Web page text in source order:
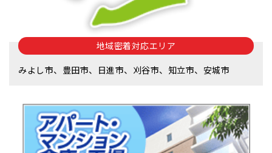
地域密着対応エリア
みよし市、豊田市、日進市、刈谷市、知立市、安城市